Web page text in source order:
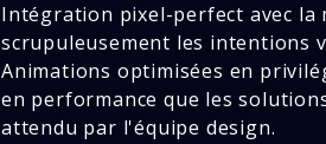
Intégration pixel-perfect avec la
scrupuleusement les intentions
Animations optimisées en
en performance que les
attendu par l'équipe design.